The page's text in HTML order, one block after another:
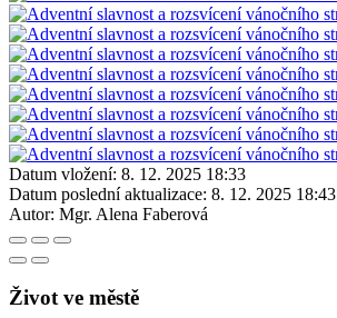
Datum vložení: 8. 12. 2025 18:33
Datum poslední aktualizace: 8. 12. 2025 18:43
Autor: Mgr. Alena Faberová
Život ve městě